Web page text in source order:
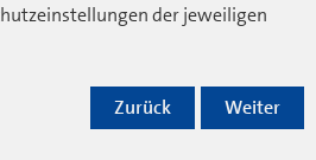
der jeweiligen
Weiter
Zurück